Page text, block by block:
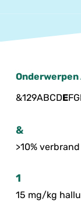
Onderwerpen
&129ABCDEFG
&
>10%
1
15 mg/kg